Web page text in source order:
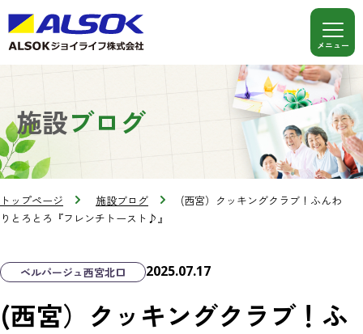
施設ブログ
トップページ 施設ブログ
(西宮）クッキングクラブ！ふんわ
りとろとろ『フレンチトースト♪』
ベルパージュ西宮北口 2025.07.17
(西宮）クッキングクラブ！ふ